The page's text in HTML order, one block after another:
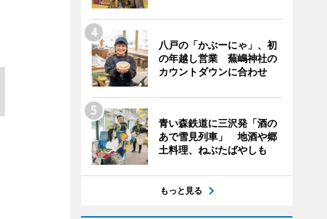
八戸の「かぶーにゃ」、初
の年越し営業 蕪嶋神社の
カウントダウンに合わせ
青い森鉄道に三沢発「酒の
あで雪見列車」 地酒や郷
土料理、ねぶたばやしも
もっと見る